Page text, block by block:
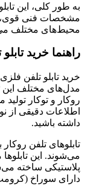
به طور کلی، این
مشخصات فنی قوی،
محیط‌های مختلف
راهنما خرید تابلو تلفن
مدل‌های مختلف این
روکار و توکار
اطلاعات دقیقی از
داشته باشید.
تابلوهای تلفن
می‌شوند. این
پلاستیکی ساخته
دارای سوراخ